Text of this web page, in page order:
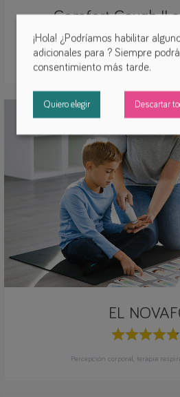
Comfort Cough II
terapia respiratoria/
EL
Percepción corporal terapia
¡Hola! ¿Podríamos habilitar
adicionales para ? Siempre
consentimiento más tarde.
Quiero elegir Descartar